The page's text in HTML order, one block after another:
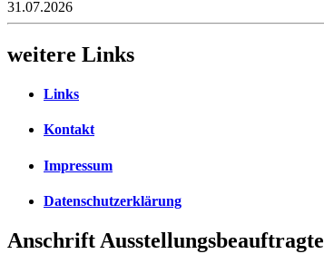
31.07.2026
weitere Links
Links
Kontakt
Impressum
Datenschutzerklärung
Anschrift Ausstellungsbeauftragte